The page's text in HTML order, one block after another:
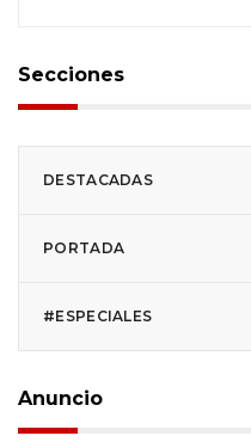
Secciones
DESTACADAS
PORTADA
#ESPECIALES
Anuncio